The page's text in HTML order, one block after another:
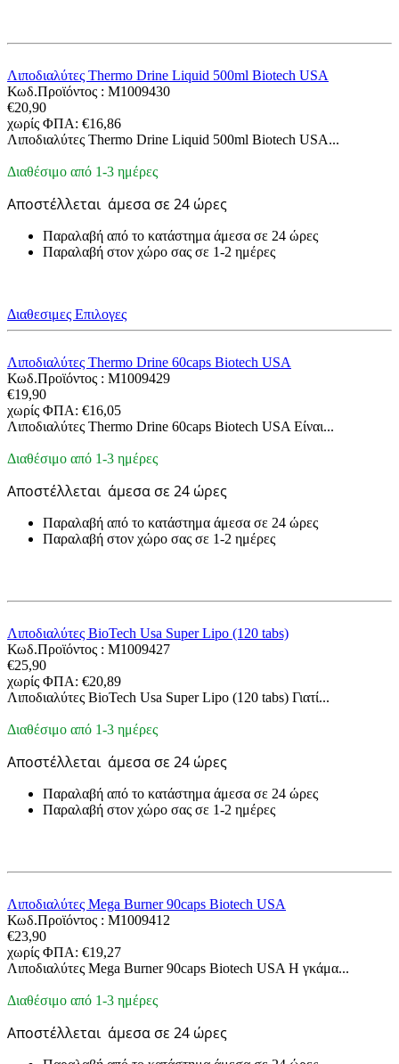
Λιποδιαλύτες Thermo Drine Liquid 500ml Biotech USA
Κωδ.Προϊόντος : M1009430
€20,90
χωρίς ΦΠΑ: €16,86
Λιποδιαλύτες Thermo Drine Liquid 500ml Biotech USA...
Διαθέσιμο από 1-3 ημέρες
Αποστέλλεται άμεσα σε 24 ώρες
Παραλαβή από το κατάστημα άμεσα σε 24 ώρες
Παραλαβή στον χώρο σας σε 1-2 ημέρες
Διαθεσιμες Επιλογες
Λιποδιαλύτες Thermo Drine 60caps Biotech USA
Κωδ.Προϊόντος : M1009429
€19,90
χωρίς ΦΠΑ: €16,05
Λιποδιαλύτες Thermo Drine 60caps Biotech USA Είναι...
Διαθέσιμο από 1-3 ημέρες
Αποστέλλεται άμεσα σε 24 ώρες
Παραλαβή από το κατάστημα άμεσα σε 24 ώρες
Παραλαβή στον χώρο σας σε 1-2 ημέρες
Λιποδιαλύτες BioTech Usa Super Lipo (120 tabs)
Κωδ.Προϊόντος : M1009427
€25,90
χωρίς ΦΠΑ: €20,89
Λιποδιαλύτες BioTech Usa Super Lipo (120 tabs) Γιατί...
Διαθέσιμο από 1-3 ημέρες
Αποστέλλεται άμεσα σε 24 ώρες
Παραλαβή από το κατάστημα άμεσα σε 24 ώρες
Παραλαβή στον χώρο σας σε 1-2 ημέρες
Λιποδιαλύτες Mega Burner 90caps Biotech USA
Κωδ.Προϊόντος : M1009412
€23,90
χωρίς ΦΠΑ: €19,27
Λιποδιαλύτες Mega Burner 90caps Biotech USA Η γκάμα...
Διαθέσιμο από 1-3 ημέρες
Αποστέλλεται άμεσα σε 24 ώρες